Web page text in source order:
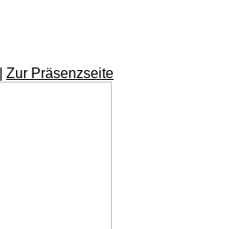
Zur Präsenzseite